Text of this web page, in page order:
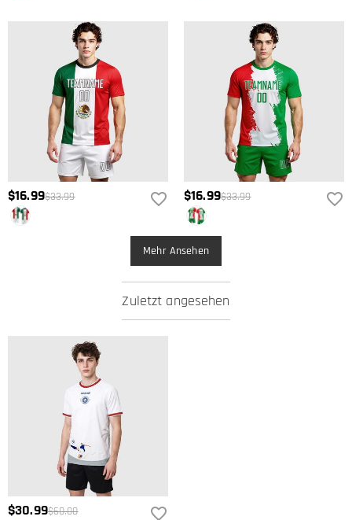
$16.99$33.99 $16.99$33.99
Mehr Ansehen
Zuletzt angesehen
$30.99$60.00